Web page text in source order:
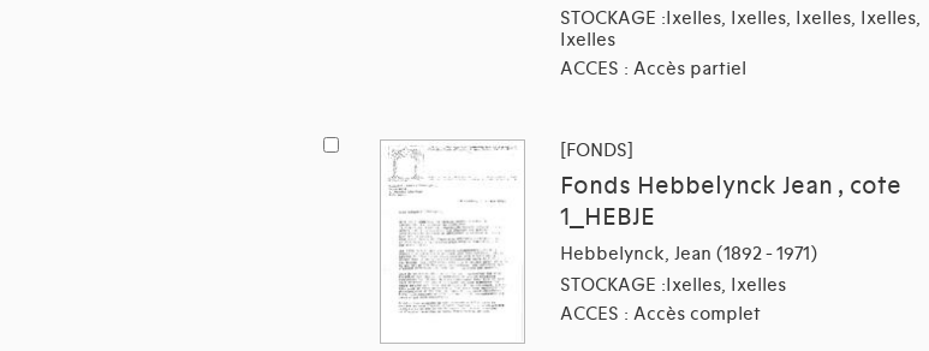
STOCKAGE :Ixelles, Ixelles, Ixelles, Ixelles,
Ixelles
ACCES : Accès partiel
[FONDS]
Fonds Hebbelynck Jean , cote
1_HEBJE
Hebbelynck, Jean (1892 - 1971)
STOCKAGE :Ixelles, Ixelles
ACCES : Accès complet